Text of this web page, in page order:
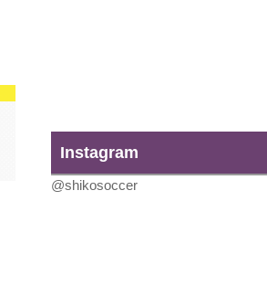
Instagram
@shikosoccer